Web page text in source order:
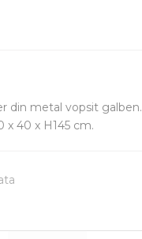
din metal vopsit galben.
x 40 x H145 cm.